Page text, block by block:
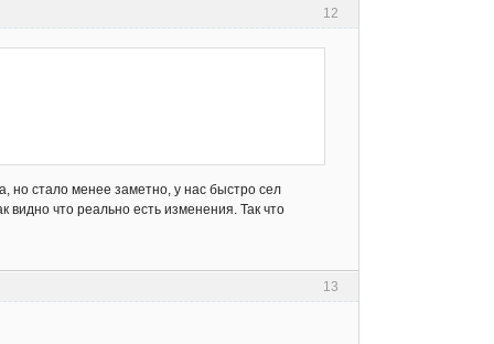
12
но стало менее заметно, у нас быстро сел
что реально есть изменения. Так что
13